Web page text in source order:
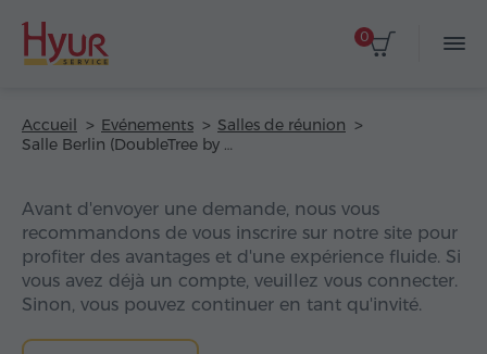
0
Accueil Evénements
Salles de réunion
Salle Berlin (DoubleTree by Hilton Yerevan City Centre Hotel)
Avant d'envoyer une demande, nous vous
recommandons de vous inscrire sur notre site pour
profiter des avantages et d'une expérience fluide. Si
vous avez déjà un compte, veuillez vous connecter.
Sinon, vous pouvez continuer en tant qu'invité.